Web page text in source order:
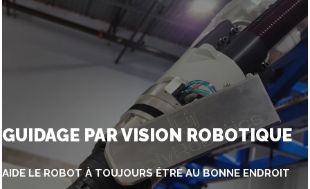
GUIDAGE PAR VISION ROBOTIQUE
AIDE LE ROBOT À TOUJOURS ÊTRE AU BONNE ENDROIT